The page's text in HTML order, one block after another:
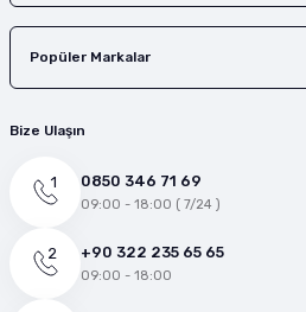
Popüler Markalar
Bize Ulaşın
0850 346 71 69
09:00 - 18:00 ( 7/24 )
+90 322 235 65 65
09:00 - 18:00